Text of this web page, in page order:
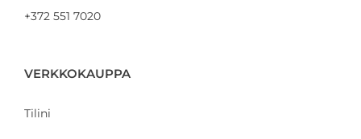
+372 551 7020
VERKKOKAUPPA
Tilini